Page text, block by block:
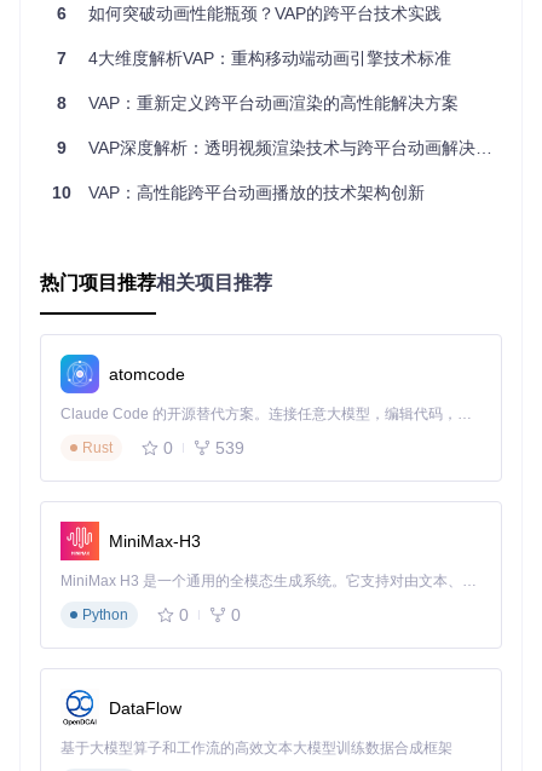
度（首帧渲染时间<200ms）。某头部主播直播间应用VAP
图2：VAP在游戏直播场景中的礼物特效展示
社交应用互动场景
通过VAP的动态资源适配能力，社交平台实现了用户个性化动
电商营销活动场景
在618大促活动中，VAP实现了复杂营销动画在低端设备的流
畅运行。通过硬件解码与软件渲染的智能切换机制，保障了9
9.7%设备覆盖率的同时，动画加载速度提升3倍，活动页面转
化率提升22%。
三、开发指南：从集成到定制的全流程
快速集成方案
Android平台
val animPlayer = AnimPlayer(context)
// 动态资源替换
val resourceMap = mapOf(
6 如何突破动画性能瓶颈？VAP的跨平台技术实践
7 4大维度解析VAP：重构移动端动画引擎技术标准
8 VAP：重新定义跨平台动画渲染的高性能解决方案
9 VAP深度解析：透明视频渲染技术与跨平台动画解决方案实战指南
10 VAP：高性能跨平台动画播放的技术架构创新
热门项目推荐相关项目推荐
atomcode
Claude Code 的开源替代方案。连接任意大模型，编辑代码，运行命令，自动验证 — 全自动执行。用 Rust 构建，极致性能。 ｜ An open-source alternative to Claude Code. Connect any LLM, edit code, run commands, and verify changes — autonomously. Built in Rust for speed. Get Started
Rust
0 539
MiniMax-H3
MiniMax H3 是一个通用的全模态生成系统。它支持对由文本、图像、视频和音频组成的多模态上下文进行统一理解，并能生成分辨率高达 2K、时长可达 15 秒的带原生立体声音频的视频。得益于面向任务泛化的系统设计，H3 在预训练阶段就已具备广泛的多模态上下文理解与生成能力，能够出色地执行复杂的多模态指令。
Python
0 0
DataFlow
基于大模型算子和工作流的高效文本大模型训练数据合成框架